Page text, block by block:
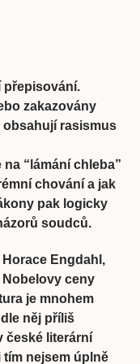
přepisování.
zakazovány
rasismus
“lámání chleba”
chování a jak
pak logicky
soudců.
Engdahl,
ceny
je mnohem
něj příliš
české literární
nejsem úplně